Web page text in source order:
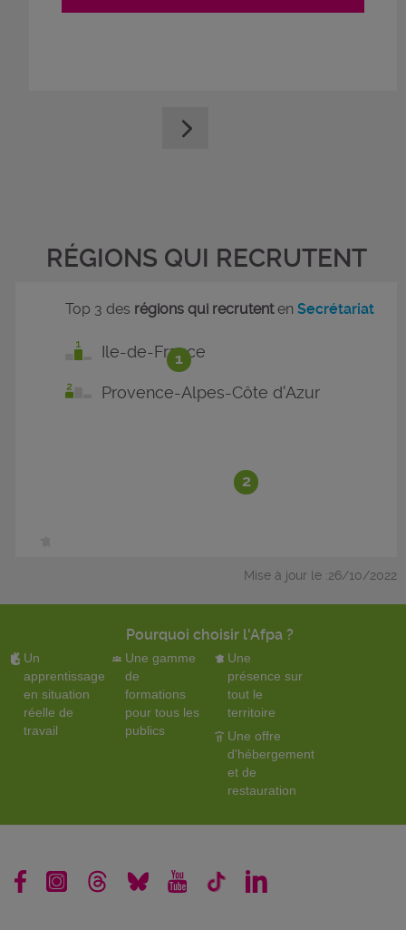
RÉGIONS QUI RECRUTENT
1
2
Top 3 des régions qui recrutentenSecrétariat
Ile-de-France
Provence-Alpes-Côte d'Azur
Mise à jour le :26/10/2022
Pourquoi choisir l'Afpa ?
Un
apprentissage
en situation
réelle de
travail
Une gamme
de
formations
pour tous les
publics
Une
présence sur
tout le
territoire
Une offre
d'hébergement
et de
restauration